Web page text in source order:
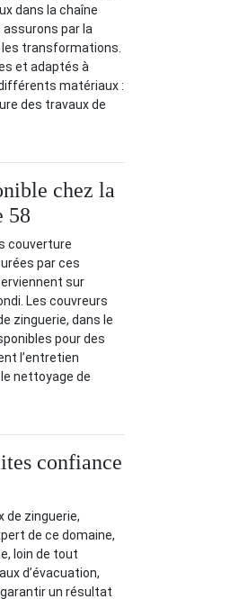
dans la chaîne
par la
transformations.
et adaptés à
matériaux :
des travaux de
chez la
58
couverture
par ces
sur
Les couvreurs
zinguerie, dans le
pour des
l’entretien
nettoyage de
confiance
de zinguerie,
de ce domaine,
loin de tout
d’évacuation,
un résultat